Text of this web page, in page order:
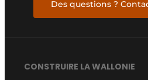
Des questions ?
CONSTRUIRE LA WALLONIE